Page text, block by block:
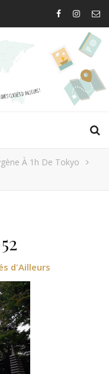
À 1h De Tokyo
d'Ailleurs